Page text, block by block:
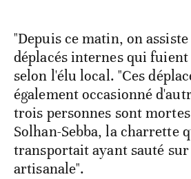
"Depuis ce matin, on
déplacés internes qui fuient
selon l'élu local. "Ces
également occasionné
trois personnes sont
Solhan-Sebba, la charrette
transportait ayant sauté
artisanale".